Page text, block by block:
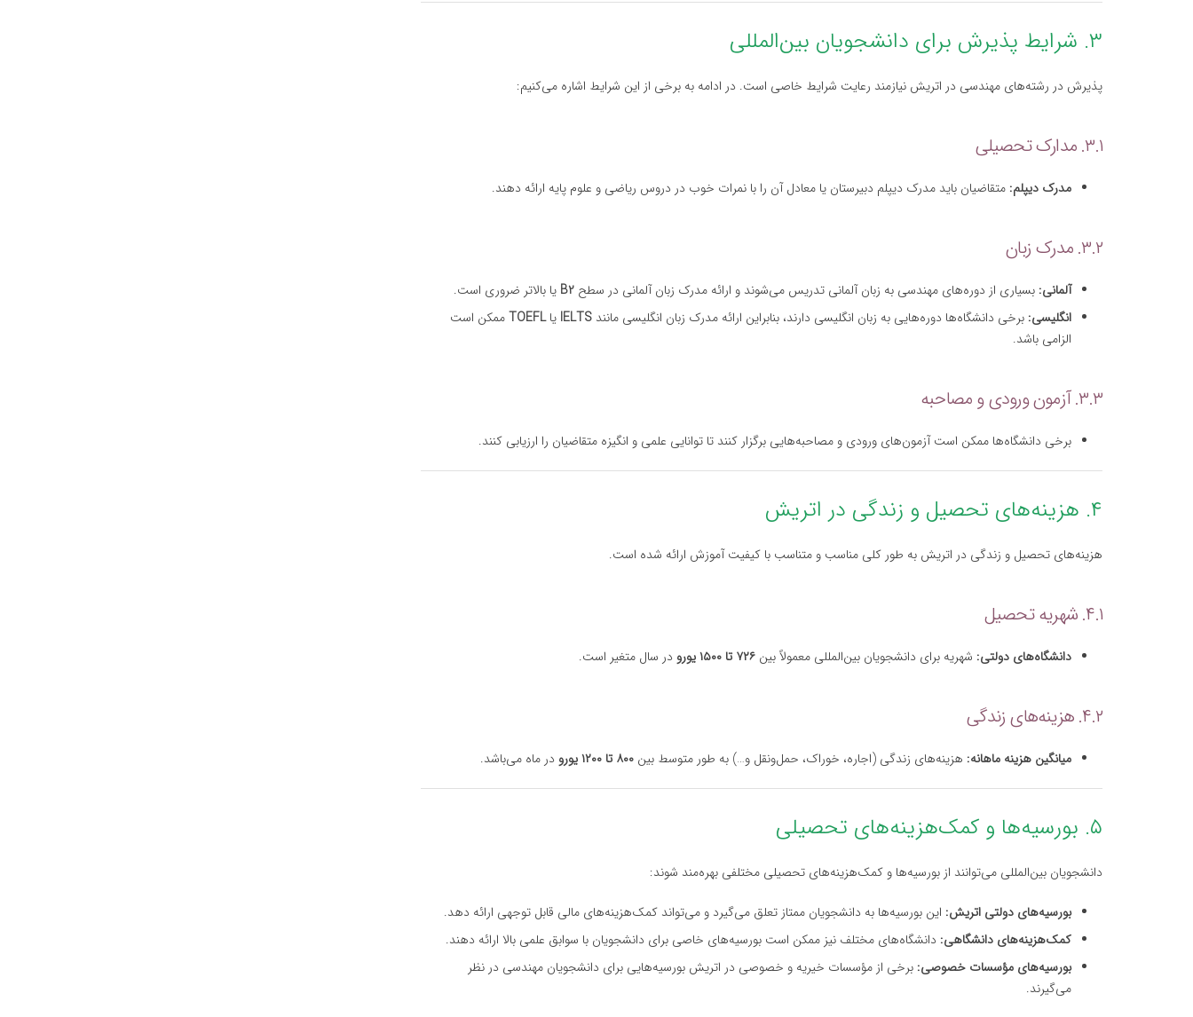
۳. شرایط پذیرش برای دانشجویان بین‌المللی
پذیرش در رشته‌های مهندسی در اتریش نیازمند رعایت شرایط خاصی است. در ادامه به برخی از این شرایط اشاره می‌کنیم:
۳.۱. مدارک تحصیلی
مدرک دیپلم: متقاضیان باید مدرک دیپلم دبیرستان یا معادل آن را با نمرات خوب در دروس ریاضی و علوم پایه ارائه دهند.
۳.۲. مدرک زبان
آلمانی: بسیاری از دوره‌های مهندسی به زبان آلمانی تدریس می‌شوند و ارائه مدرک زبان آلمانی در سطح B2 یا بالاتر ضروری است.
انگلیسی: برخی دانشگاه‌ها دوره‌هایی به زبان انگلیسی دارند، بنابراین ارائه مدرک زبان انگلیسی مانند IELTS یاTOEFLممکن است
الزامی باشد.
۳.۳. آزمون ورودی و مصاحبه
برخی دانشگاه‌ها ممکن است آزمون‌های ورودی و مصاحبه‌هایی برگزار کنند تا توانایی علمی و انگیزه متقاضیان را ارزیابی کنند.
۴. هزینه‌های تحصیل و زندگی در اتریش
هزینه‌های تحصیل و زندگی در اتریش به طور کلی مناسب و متناسب با کیفیت آموزش ارائه شده است.
۴.۱. شهریه تحصیل
دانشگاه‌های دولتی: شهریه برای دانشجویان بین‌المللی معمولاً بین ۷۲۶ تا ۱۵۰۰ یورو در سال متغیر است.
۴.۲. هزینه‌های زندگی
میانگین هزینه ماهانه: هزینه‌های زندگی (اجاره، خوراک، حمل‌ونقل و…) به طور متوسط بین ۸۰۰ تا ۱۲۰۰ یورو در ماه می‌باشد.
۵. بورسیه‌ها و کمک‌هزینه‌های تحصیلی
دانشجویان بین‌المللی می‌توانند از بورسیه‌ها و کمک‌هزینه‌های تحصیلی مختلفی بهره‌مند شوند:
بورسیه‌های دولتی اتریش: این بورسیه‌ها به دانشجویان ممتاز تعلق می‌گیرد و می‌تواند کمک‌هزینه‌های مالی قابل توجهی ارائه دهد.
کمک‌هزینه‌های دانشگاهی: دانشگاه‌های مختلف نیز ممکن است بورسیه‌های خاصی برای دانشجویان با سوابق علمی بالا ارائه دهند.
بورسیه‌های مؤسسات خصوصی: برخی از مؤسسات خیریه و خصوصی در اتریش بورسیه‌هایی برای دانشجویان مهندسی در نظر
می‌گیرند.